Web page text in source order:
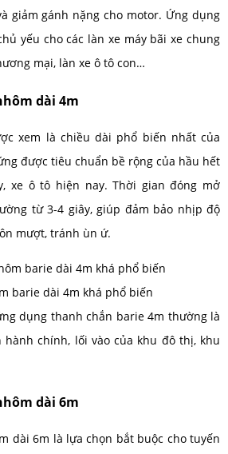
giảm gánh nặng cho motor. Ứng dụng
yếu cho các làn xe máy bãi xe chung
mại, làn xe ô tô con…
dài 4m
xem là chiều dài phổ biến nhất của
được tiêu chuẩn bề rộng của hầu hết
xe ô tô hiện nay. Thời gian đóng mở
từ 3-4 giây, giúp đảm bảo nhịp độ
mượt, tránh ùn ứ.
barie dài 4m khá phổ biến
dụng thanh chắn barie 4m thường là
hành chính, lối vào của khu đô thị, khu
dài 6m
dài 6m là lựa chọn bắt buộc cho tuyến